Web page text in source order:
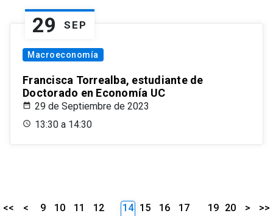
29 SEP
Macroeconomía
Francisca Torrealba, estudiante de
Doctorado en Economía UC
29 de Septiembre de 2023
13:30 a 14:30
<< < 9 10 11
12
14 15 16
17
19 20 > >>